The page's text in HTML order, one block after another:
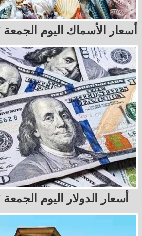
أسعار الأسماك اليوم الجمعة 7 أغسطس
أسعار الدولار اليوم الجمعة 7 أغسطس